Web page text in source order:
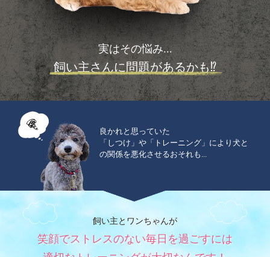
実はその悩み...
飼い主さんに問題があるかも⁉
良かれと思っていた
「しつけ」や「トレーニング」により犬と
の関係を悪化させるおそれも...
飼い主とワンちゃんが
笑顔でストレスのない毎日を過ごすには